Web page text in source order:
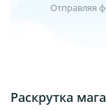
Отправляя
Раскрутка